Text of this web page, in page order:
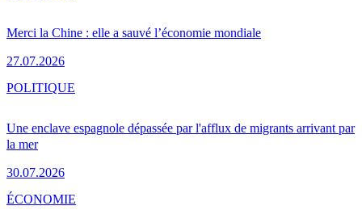
Merci la Chine : elle a sauvé l’économie mondiale
27.07.2026
Une enclave espagnole dépassée par l'afflux de migrants arrivant par
la mer
30.07.2026
POLITIQUE
ÉCONOMIE